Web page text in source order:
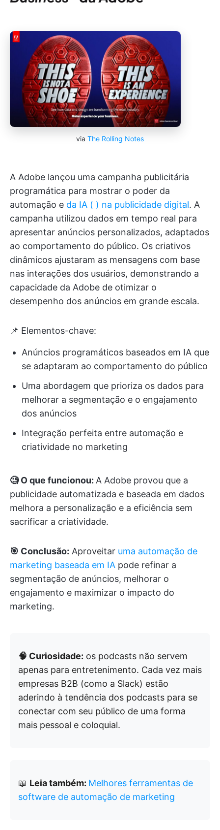
via The Rolling Notes
A Adobe lançou uma campanha publicitária
programática para mostrar o poder da
automação e da IA ( ) na publicidade digital. A
campanha utilizou dados em tempo real para
apresentar anúncios personalizados, adaptados
ao comportamento do público. Os criativos
dinâmicos ajustaram as mensagens com base
nas interações dos usuários, demonstrando a
capacidade da Adobe de otimizar o
desempenho dos anúncios em grande escala.
📌 Elementos-chave:
Anúncios programáticos baseados em IA que
se adaptaram ao comportamento do público
Uma abordagem que prioriza os dados para
melhorar a segmentação e o engajamento
dos anúncios
Integração perfeita entre automação e
criatividade no marketing
🧐 O que funcionou: A Adobe provou que a
publicidade automatizada e baseada em dados
melhora a personalização e a eficiência sem
sacrificar a criatividade.
🎯 Conclusão: Aproveitar uma automação de
marketing baseada em IA pode refinar a
segmentação de anúncios, melhorar o
engajamento e maximizar o impacto do
marketing.
🧠 Curiosidade: os podcasts não servem
apenas para entretenimento. Cada vez mais
empresas B2B (como a Slack) estão
aderindo à tendência dos podcasts para se
conectar com seu público de uma forma
mais pessoal e coloquial.
📖 Leia também: Melhores ferramentas de
software de automação de marketing